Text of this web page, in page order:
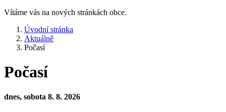
Vítáme vás na nových stránkách obce.
Úvodní stránka
Aktuálně
Počasí
Počasí
dnes, sobota 8. 8. 2026